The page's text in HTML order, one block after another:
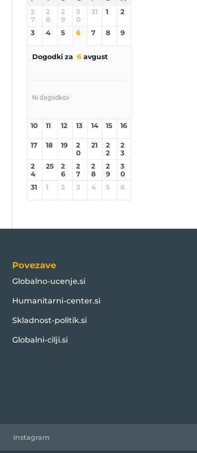
2
7
2
8
2
9
3
0
31 1 2
3 4 5 6 7 8 9
Dogodki za 6avgust
Ni dogodkov
10 11 12 13 14 15 16
17 18 19
2
0
21
2
2
2
3
2
4
25
2
6
2
7
2
8
2
9
3
0
31
1 2 3 4 5 6
Povezave
Globalno-ucenje.si
Humanitarni-center.si
Skladnost-politik.si
Globalni-cilji.si
Instagram